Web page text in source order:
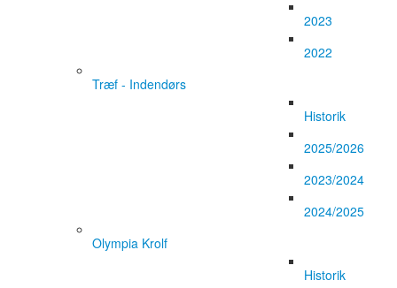
2023
2022
Træf - Indendørs
Historik
2025/2026
2023/2024
2024/2025
Olympia Krolf
Historik